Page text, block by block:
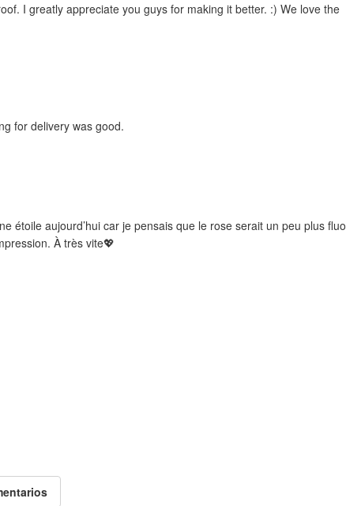
I greatly appreciate you guys for making it better. :) We love the
for delivery was good.
étoile aujourd’hui car je pensais que le rose serait un peu plus fluo
À très vite💖